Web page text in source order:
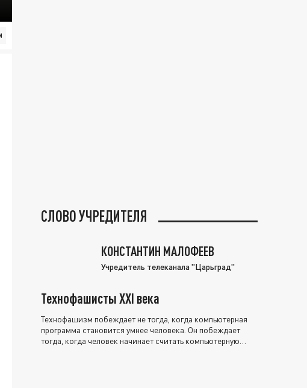
СЛОВО УЧРЕДИТЕЛЯ
КОНСТАНТИН МАЛОФЕЕВ
Учредитель телеканала "Царьград"
Технофашисты XXI века
Технофашизм побеждает не тогда, когда компьютерная
программа становится умнее человека. Он побеждает
тогда, когда человек начинает считать компьютерную